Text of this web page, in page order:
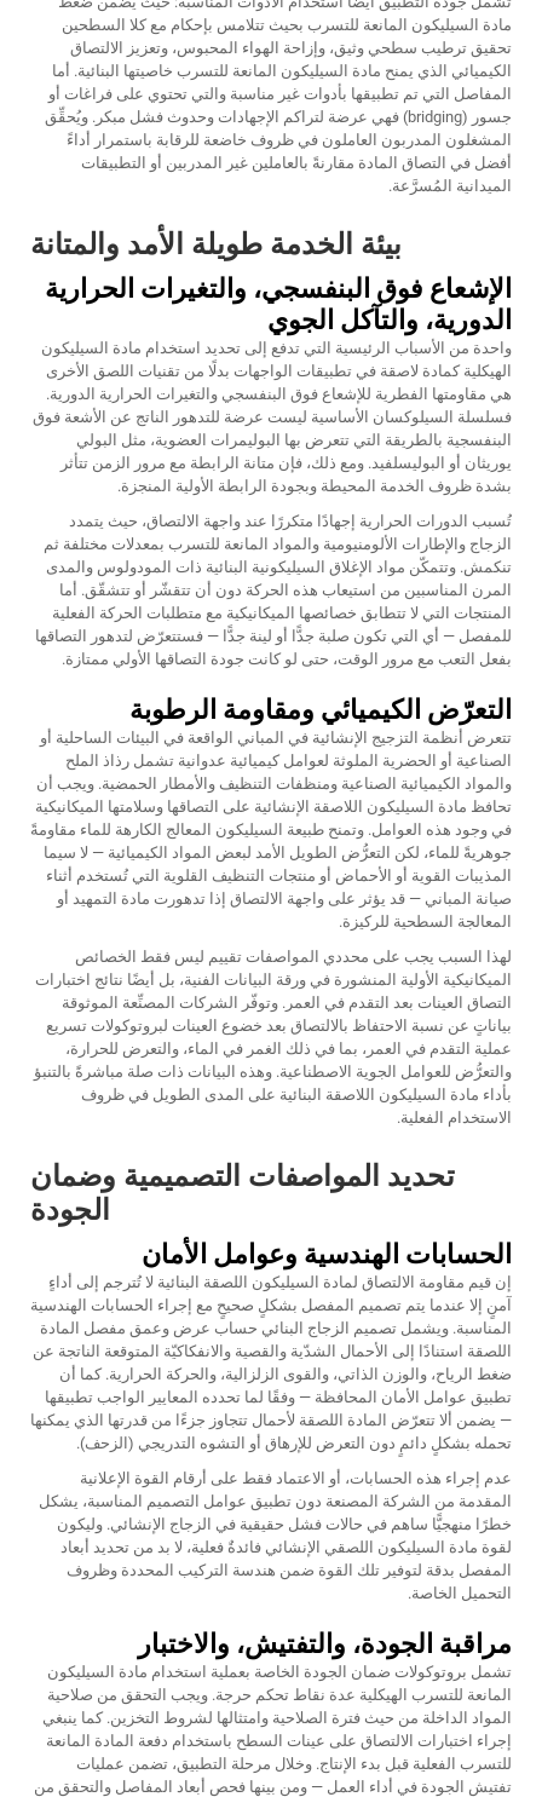
مادة السيليكون المانعة للتسرب بحيث تتلامس بإحكام مع كلا السطحين
تحقيق ترطيب سطحي وثيق، وإزاحة الهواء المحبوس، وتعزيز الالتصاق
الكيميائي الذي يمنح مادة السيليكون المانعة للتسرب خاصيتها البنائية. أما
المفاصل التي تم تطبيقها بأدوات غير مناسبة والتي تحتوي على فراغات أو
جسور (bridging) فهي عرضة لتراكم الإجهادات وحدوث فشل مبكر. ويُحقِّق
المشغلون المدربون العاملون في ظروف خاضعة للرقابة باستمرار أداءً
أفضل في التصاق المادة مقارنةً بالعاملين غير المدربين أو التطبيقات
الميدانية المُسرَّعة.
بيئة الخدمة طويلة الأمد والمتانة
الإشعاع فوق البنفسجي، والتغيرات الحرارية
الدورية، والتآكل الجوي
واحدة من الأسباب الرئيسية التي تدفع إلى تحديد استخدام مادة السيليكون
الهيكلية كمادة لاصقة في تطبيقات الواجهات بدلًا من تقنيات اللصق الأخرى
هي مقاومتها الفطرية للإشعاع فوق البنفسجي والتغيرات الحرارية الدورية.
فسلسلة السيلوكسان الأساسية ليست عرضة للتدهور الناتج عن الأشعة فوق
البنفسجية بالطريقة التي تتعرض بها البوليمرات العضوية، مثل البولي
يوريثان أو البوليسلفيد. ومع ذلك، فإن متانة الرابطة مع مرور الزمن تتأثر
بشدة ظروف الخدمة المحيطة وبجودة الرابطة الأولية المنجزة.
تُسبب الدورات الحرارية إجهادًا متكررًا عند واجهة الالتصاق، حيث يتمدد
الزجاج والإطارات الألومنيومية والمواد المانعة للتسرب بمعدلات مختلفة ثم
تنكمش. وتتمكّن مواد الإغلاق السيليكونية البنائية ذات المودولوس والمدى
المرن المناسبين من استيعاب هذه الحركة دون أن تتقشّر أو تتشقّق. أما
المنتجات التي لا تتطابق خصائصها الميكانيكية مع متطلبات الحركة الفعلية
للمفصل — أي التي تكون صلبة جدًّا أو لينة جدًّا — فستتعرّض لتدهور التصاقها
بفعل التعب مع مرور الوقت، حتى لو كانت جودة التصاقها الأولي ممتازة.
التعرّض الكيميائي ومقاومة الرطوبة
تتعرض أنظمة التزجيج الإنشائية في المباني الواقعة في البيئات الساحلية أو
الصناعية أو الحضرية الملوثة لعوامل كيميائية عدوانية تشمل رذاذ الملح
والمواد الكيميائية الصناعية ومنظفات التنظيف والأمطار الحمضية. ويجب أن
تحافظ مادة السيليكون اللاصقة الإنشائية على التصاقها وسلامتها الميكانيكية
في وجود هذه العوامل. وتمنح طبيعة السيليكون المعالج الكارهة للماء مقاومةً
جوهريةً للماء، لكن التعرُّض الطويل الأمد لبعض المواد الكيميائية — لا سيما
المذيبات القوية أو الأحماض أو منتجات التنظيف القلوية التي تُستخدم أثناء
صيانة المباني — قد يؤثر على واجهة الالتصاق إذا تدهورت مادة التمهيد أو
المعالجة السطحية للركيزة.
لهذا السبب يجب على محددي المواصفات تقييم ليس فقط الخصائص
الميكانيكية الأولية المنشورة في ورقة البيانات الفنية، بل أيضًا نتائج اختبارات
التصاق العينات بعد التقدم في العمر. وتوفّر الشركات المصنِّعة الموثوقة
بياناتٍ عن نسبة الاحتفاظ بالالتصاق بعد خضوع العينات لبروتوكولات تسريع
عملية التقدم في العمر، بما في ذلك الغمر في الماء، والتعرض للحرارة،
والتعرُّض للعوامل الجوية الاصطناعية. وهذه البيانات ذات صلة مباشرةً بالتنبؤ
بأداء مادة السيليكون اللاصقة البنائية على المدى الطويل في ظروف
الاستخدام الفعلية.
تحديد المواصفات التصميمية وضمان
الجودة
الحسابات الهندسية وعوامل الأمان
إن قيم مقاومة الالتصاق لمادة السيليكون اللصقة البنائية لا تُترجم إلى أداءٍ
آمنٍ إلا عندما يتم تصميم المفصل بشكلٍ صحيحٍ مع إجراء الحسابات الهندسية
المناسبة. ويشمل تصميم الزجاج البنائي حساب عرض وعمق مفصل المادة
اللصقة استنادًا إلى الأحمال الشدّية والقصية والانفكاكيّة المتوقعة الناتجة عن
ضغط الرياح، والوزن الذاتي، والقوى الزلزالية، والحركة الحرارية. كما أن
تطبيق عوامل الأمان المحافظة — وفقًا لما تحدده المعايير الواجب تطبيقها
— يضمن ألا تتعرّض المادة اللصقة لأحمال تتجاوز جزءًا من قدرتها الذي يمكنها
تحمله بشكلٍ دائمٍ دون التعرض للإرهاق أو التشوه التدريجي (الزحف).
عدم إجراء هذه الحسابات، أو الاعتماد فقط على أرقام القوة الإعلانية
المقدمة من الشركة المصنعة دون تطبيق عوامل التصميم المناسبة، يشكل
خطرًا منهجيًّا ساهم في حالات فشل حقيقية في الزجاج الإنشائي. وليكون
لقوة مادة السيليكون اللصقي الإنشائي فائدةٌ فعلية، لا بد من تحديد أبعاد
المفصل بدقة لتوفير تلك القوة ضمن هندسة التركيب المحددة وظروف
التحميل الخاصة.
مراقبة الجودة، والتفتيش، والاختبار
تشمل بروتوكولات ضمان الجودة الخاصة بعملية استخدام مادة السيليكون
المانعة للتسرب الهيكلية عدة نقاط تحكم حرجة. ويجب التحقق من صلاحية
المواد الداخلة من حيث فترة الصلاحية وامتثالها لشروط التخزين. كما ينبغي
إجراء اختبارات الالتصاق على عينات السطح باستخدام دفعة المادة المانعة
للتسرب الفعلية قبل بدء الإنتاج. وخلال مرحلة التطبيق، تضمن عمليات
تفتيش الجودة في أداء العمل — ومن بينها فحص أبعاد المفاصل والتحقق من